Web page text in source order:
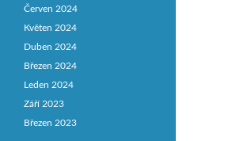
Červen 2024
Květen 2024
Duben 2024
Březen 2024
Leden 2024
Září 2023
Březen 2023